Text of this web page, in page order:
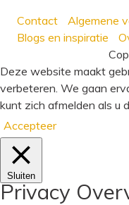
Contact Algemene
Blogs en inspiratie
Deze website maakt
verbeteren. We gaan
kunt zich afmelden als u
Accepteer
Sluiten
Privacy